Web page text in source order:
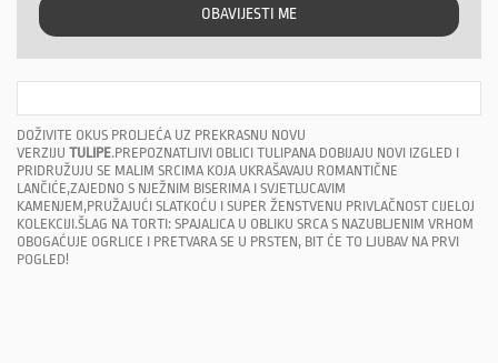
OBAVIJESTI ME
DOŽIVITE OKUS PROLJEĆA UZ PREKRASNU NOVU
VERZIJU TULIPE.PREPOZNATLJIVI OBLICI TULIPANA DOBIJAJU NOVI IZGLED I
PRIDRUŽUJU SE MALIM SRCIMA KOJA UKRAŠAVAJU ROMANTIČNE
LANČIĆE,ZAJEDNO S NJEŽNIM BISERIMA I SVJETLUCAVIM
KAMENJEM,PRUŽAJUĆI SLATKOĆU I SUPER ŽENSTVENU PRIVLAČNOST CIJELOJ
KOLEKCIJI.ŠLAG NA TORTI: SPAJALICA U OBLIKU SRCA S NAZUBLJENIM VRHOM
OBOGAĆUJE OGRLICE I PRETVARA SE U PRSTEN, BIT ĆE TO LJUBAV NA PRVI
POGLED!